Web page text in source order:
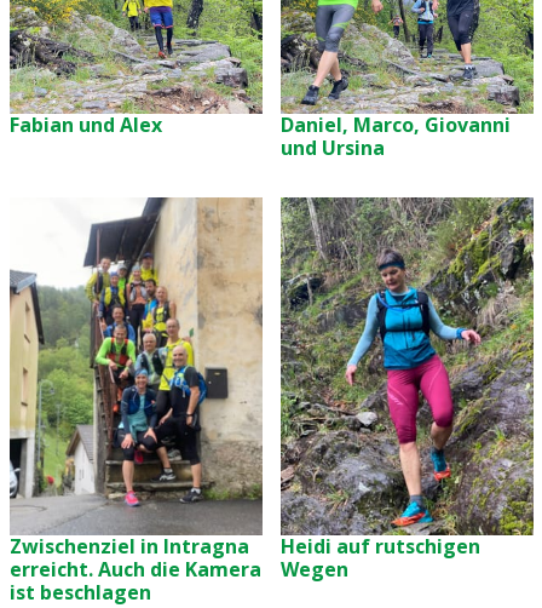
Fabian und Alex
Daniel, Marco, Giovanni
und Ursina
Zwischenziel in Intragna
erreicht. Auch die Kamera
ist beschlagen
Heidi auf rutschigen
Wegen